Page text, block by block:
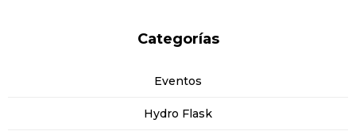
Categorías
Eventos
Hydro Flask